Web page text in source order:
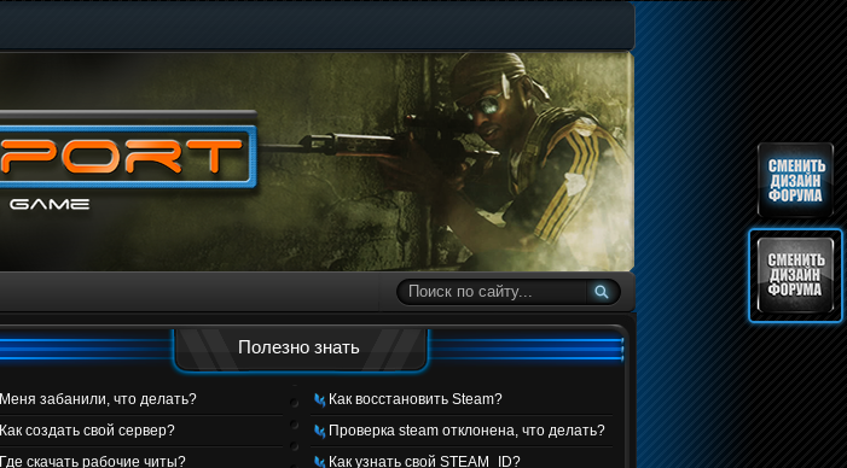
Полезно знать
Меня забанили, что делать?
Как создать свой сервер?
Где скачать рабочие читы?
Как восстановить Steam?
Проверка steam отклонена, что делать?
Как узнать свой STEAM_ID?